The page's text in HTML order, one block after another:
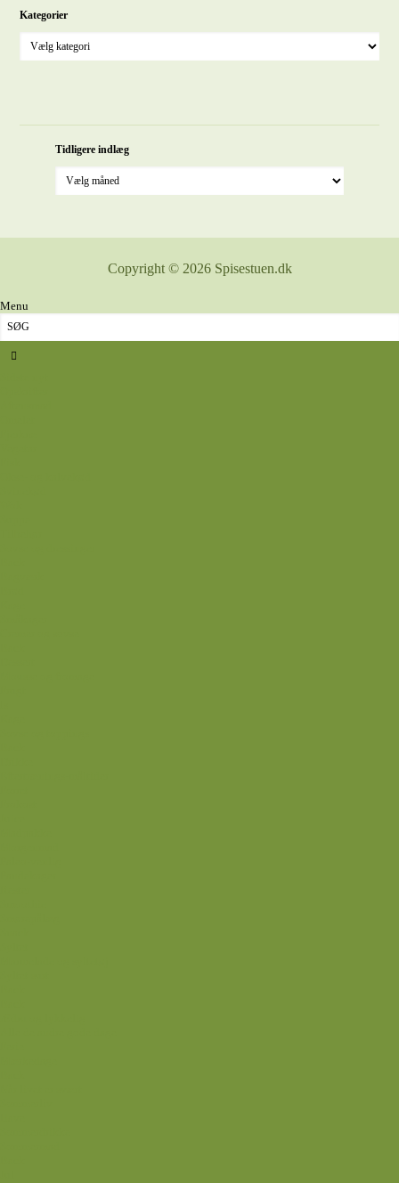
Kategorier
Tidligere indlæg
Copyright © 2026 Spisestuen.dk
Menu